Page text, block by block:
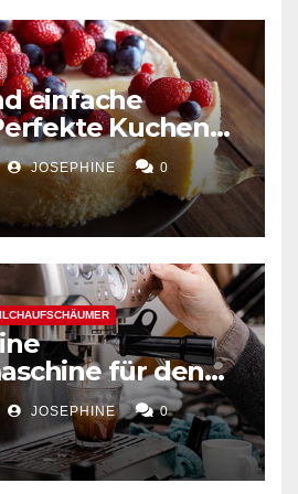
einfache
Kuchen
JOSEPHINE 0
für den
auswählt
JOSEPHINE 0